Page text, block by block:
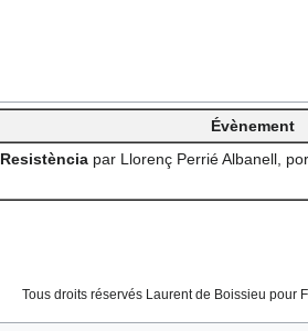
Évènement
Resistènciapar Llorenç Perrié Albanell,
Tous droits réservés Laurent de Boissieu pour